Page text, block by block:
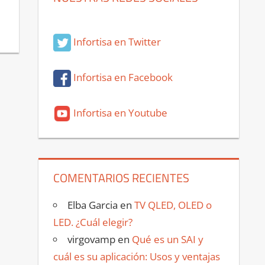
Infortisa en Twitter
Infortisa en Facebook
Infortisa en Youtube
COMENTARIOS RECIENTES
Elba Garcia enTV QLED, OLED o
LED. ¿Cuál elegir?
virgovamp en Qué es un SAI y
cuál es su aplicación: Usos y ventajas